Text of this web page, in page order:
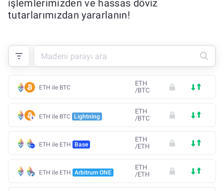
işlemlerimizden ve hassas döviz
tutarlarımızdan yararlanın!
ETH ile BTC
ETH
/BTC
ETH ile BTC Lightning
ETH
/BTC
ETH ile ETH Base
ETH
/ETH
ETH ile ETH Arbitrum ONE
ETH
/ETH